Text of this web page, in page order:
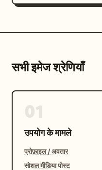
सभी इमेज श्रेणियाँ
उपयोग के मामले
प्रोफ़ाइल / अवतार
सोशल मीडिया पोस्ट